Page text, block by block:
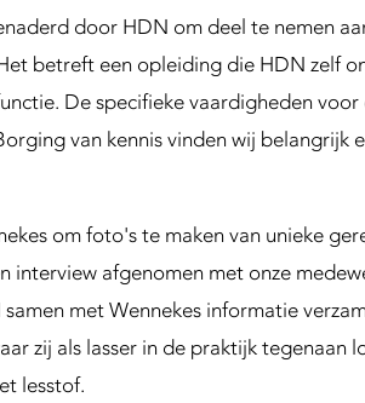
door HDN om deel te nemen
betreft een opleiding die HDN zelf
De specifieke vaardigheden
van kennis vinden wij belangrijk
om foto's te maken van unieke
interview afgenomen met onze
met Wennekes informatie
zij als lasser in de praktijk
lesstof.